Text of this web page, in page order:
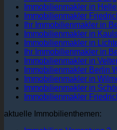
Immobilienmakler in
Immobilienmakler
Ihr Immobilienmakler in
Immobilienmakler in
Immobilienmakler in
Ihr Immobilienmakler in
Immobilienmakler in
Immobilienmakler Berlin
Immobilienmakler in
Immobilienmakler in
Immobilienmakler
aktuelle Immobilienthemen: